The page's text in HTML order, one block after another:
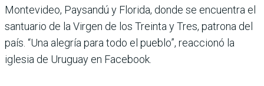
Montevideo, Paysandú y Florida, donde se encuentra el
santuario de la Virgen de los Treinta y Tres, patrona del
país. “Una alegría para todo el pueblo”, reaccionó la
iglesia de Uruguay en Facebook.